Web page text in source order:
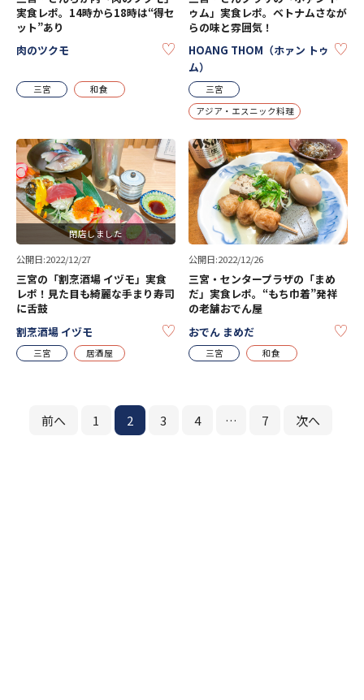
実食レポ。14時から18時は“得セ
ット”あり
肉のツクモ
KEEP
三宮 和食
ゥム」実食レポ。ベトナムさなが
らの味と雰囲気！
HOANG THOM（ホァン トゥ
ム）
三宮
アジア・エスニック料理
閉店しました
公開日:2022/12/27
三宮の「割烹酒場 イヅモ」実食
レポ！見た目も綺麗な手まり寿司
に舌鼓
割烹酒場 イヅモ
KEEP
三宮 居酒屋
公開日:2022/12/26
三宮・センタープラザの「まめ
だ」実食レポ。“もち巾着”発祥
の老舗おでん屋
おでん まめだ
三宮 和食
前へ 1 2 3 4 … 7 次へ